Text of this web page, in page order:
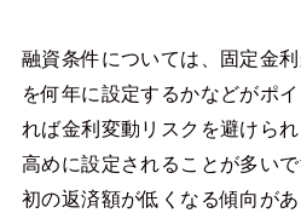
融資条件については、固定金
を何年に設定するかなどがポ
れば金利変動リスクを避けら
高めに設定されることが多い
初の返済額が低くなる傾向が